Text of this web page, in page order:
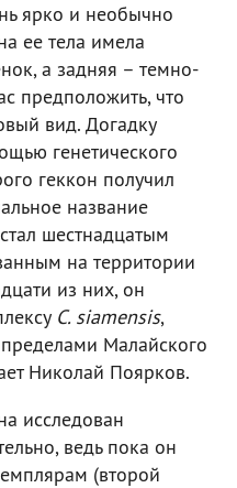
ярко и необычно
ее тела имела
а задняя – темно-
предположить, что
вид. Догадку
генетического
геккон получил
название
шестнадцатым
на территории
из них, он
C. siamensis,
Малайского
Николай Поярков.
исследован
ведь пока он
(второй